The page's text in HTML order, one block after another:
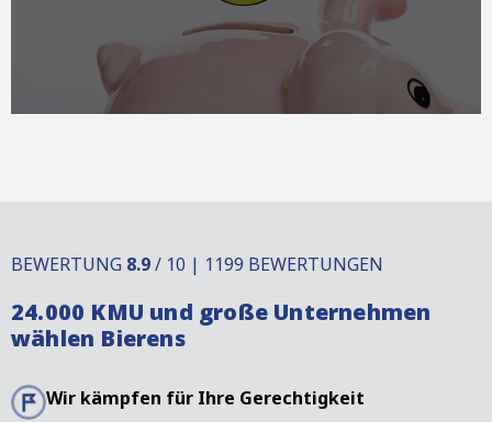
BEWERTUNG 8.9/ 10 | 1199 BEWERTUNGEN
24.000 KMU und große Unternehmen
wählen Bierens
Wir kämpfen für Ihre Gerechtigkeit